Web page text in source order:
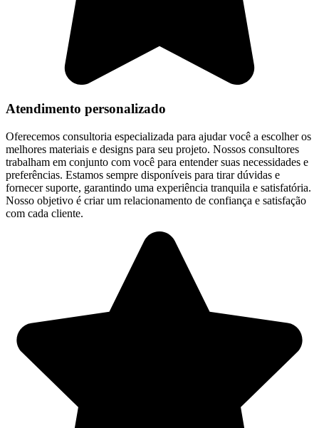
Atendimento personalizado
Oferecemos consultoria especializada para ajudar você a escolher os
melhores materiais e designs para seu projeto. Nossos consultores
trabalham em conjunto com você para entender suas necessidades e
preferências. Estamos sempre disponíveis para tirar dúvidas e
fornecer suporte, garantindo uma experiência tranquila e satisfatória.
Nosso objetivo é criar um relacionamento de confiança e satisfação
com cada cliente.